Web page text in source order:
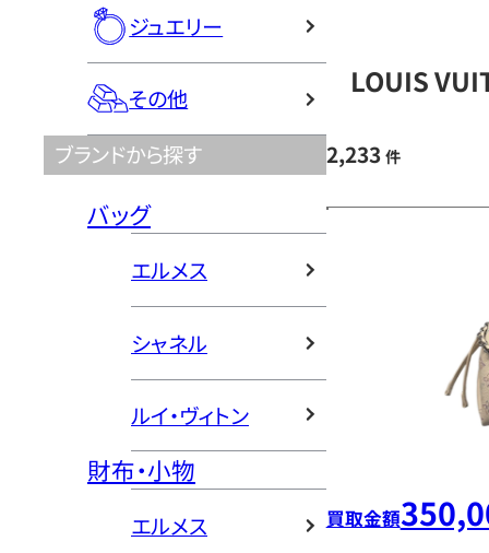
ジュエリー
その他
ブランドから探す
バッグ
エルメス
シャネル
ルイ・ヴィトン
財布・小物
エルメス
LOUIS
2,233 件
買取金額